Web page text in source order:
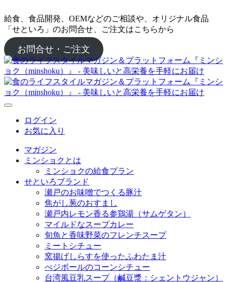
給食、食品開発、OEMなどのご相談や、オリジナル食品
「せといろ」のお問合せ、ご注文はこちらから
お問合せ・ご注文
ログイン
お気に入り
マガジン
ミンショクとは
ミンショクの給食プラン
せといろブランド
瀬戸のお味噌でつくる豚汁
焦がし葱のおすまし
瀬戸内レモン香る参鶏湯（サムゲタン）
マイルドなスープカレー
旬魚と香味野菜のフレンチスープ
ミートシチュー
窯揚げしらすを使ったふわたま汁
べジボールのコーンシチュー
台湾風豆乳スープ（鹹豆漿：シェントウジャン）